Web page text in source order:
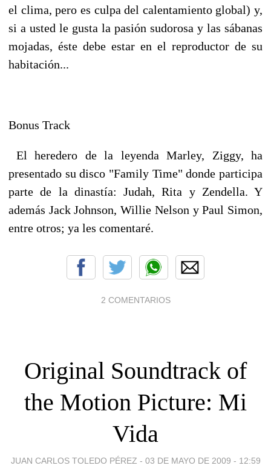
el clima, pero es culpa del calentamiento global) y,
si a usted le gusta la pasión sudorosa y las sábanas
mojadas, éste debe estar en el reproductor de su
habitación...
Bonus Track
El heredero de la leyenda Marley, Ziggy, ha
presentado su disco "Family Time" donde participa
parte de la dinastía: Judah, Rita y Zendella. Y
además Jack Johnson, Willie Nelson y Paul Simon,
entre otros; ya les comentaré.
2 COMENTARIOS
Original Soundtrack of
the Motion Picture: Mi
Vida
JUAN CARLOS TOLEDO PÉREZ - 03 DE MAYO DE 2009 - 12:59